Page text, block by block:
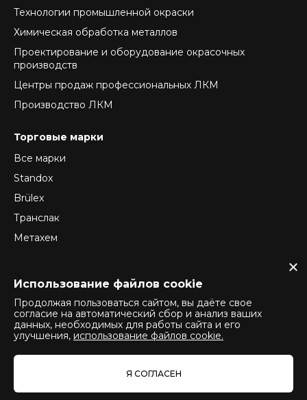
Технологии промышленной окраски
Химическая обработка металлов
Проектирование и оборудование окрасочных
производств
Центры продаж профессиональных ЛКМ
Производство ЛКМ
Торговые марки
Все марки
Standox
Brülex
Транслак
Метахем
Normex
Политика конфиденциальности
Политика использования cookie
Политика оператора обработки персональных данных
Использование файлов cookie
Продолжая пользоваться сайтом, вы даёте свое
согласие на автоматический сбор и анализ ваших
данных, необходимых для работы сайта и его
улучшения, использование файлов cookie.
Я СОГЛАСЕН